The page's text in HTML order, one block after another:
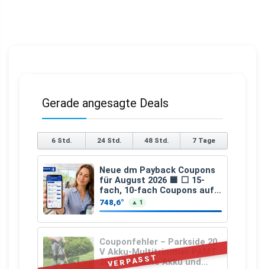
Gerade angesagte Deals
6 Std. 24 Std. 48 Std. 7 Tage
Neue dm Payback Coupons
für August 2026 🟦 ⬜ 15-
fach, 10-fach Coupons auf
den gesamten Einkauf ab 2
€
748,6° ▲ 1
VERPASST
Couponfehler – Parkside 20
V Akku-Multitrimmer PAMT
20-Li A1 (ohne Akku und